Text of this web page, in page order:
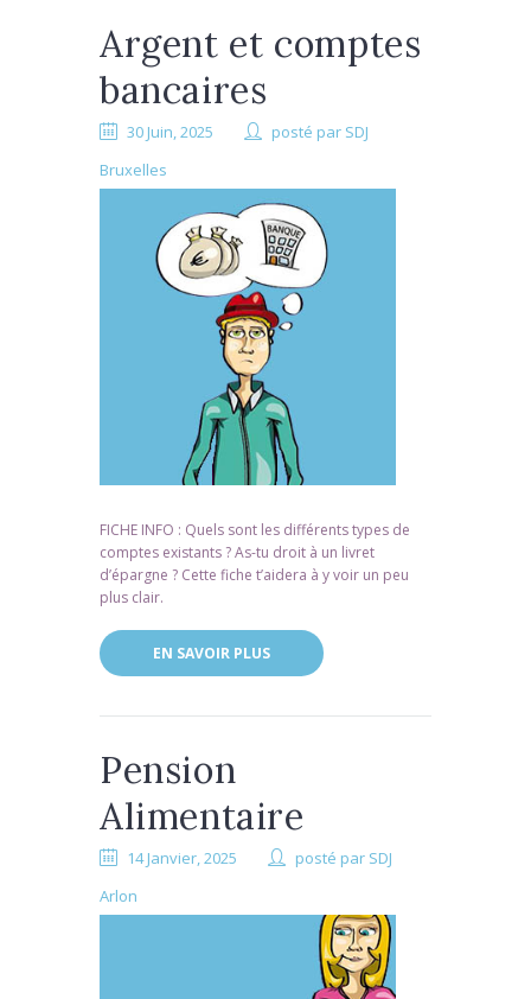
Argent et comptes
bancaires
30 Juin, 2025 posté par SDJ
Bruxelles
FICHE INFO : Quels sont les différents types de
comptes existants ? As-tu droit à un livret
d’épargne ? Cette fiche t’aidera à y voir un peu
plus clair.
EN SAVOIR PLUS
Pension
Alimentaire
14 Janvier, 2025 posté par SDJ
Arlon